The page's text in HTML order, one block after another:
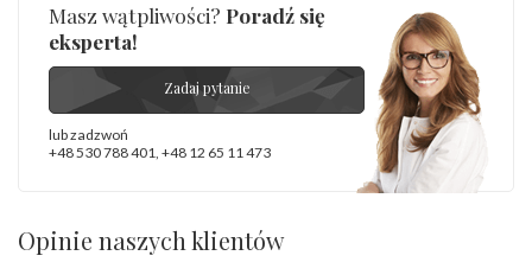
Masz wątpliwości? Poradź się
eksperta!
Zadaj pytanie
lub zadzwoń
+48 530 788 401, +48 12 65 11 473
Opinie naszych klientów